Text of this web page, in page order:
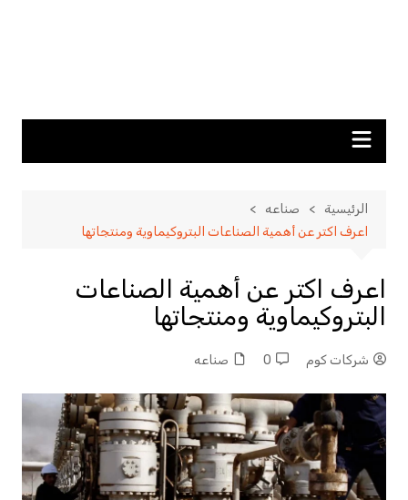
الرئيسية
صناعه
اعرف اكتر عن أهمية الصناعات البتروكيماوية ومنتجاتها
اعرف اكتر عن أهمية الصناعات
البتروكيماوية ومنتجاتها
شركات كوم 0 صناعه